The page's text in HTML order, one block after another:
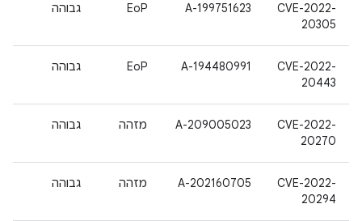
CVE-2022-
20305
A-199751623
EoP גבוהה
CVE-2022-
20443
A-194480991
EoP גבוהה
CVE-2022-
20270
A-209005023 מזהה גבוהה
CVE-2022-
20294
A-202160705 מזהה גבוהה